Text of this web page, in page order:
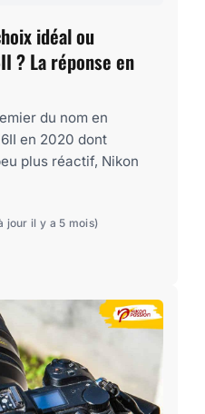
idéal ou
? La réponse en
du nom en
en 2020 dont
plus réactif, Nikon
jour il y a 5 mois)